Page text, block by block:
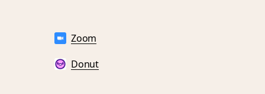
Zoom
Donut